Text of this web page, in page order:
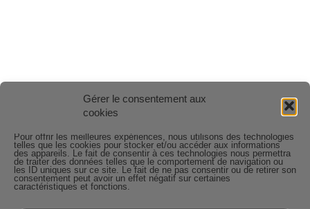
Gérer le consentement aux
cookies
Pour offrir les meilleures expériences, nous utilisons des technologies
telles que les cookies pour stocker et/ou accéder aux informations
des appareils. Le fait de consentir à ces technologies nous permettra
de traiter des données telles que le comportement de navigation ou
les ID uniques sur ce site. Le fait de ne pas consentir ou de retirer son
consentement peut avoir un effet négatif sur certaines
caractéristiques et fonctions.